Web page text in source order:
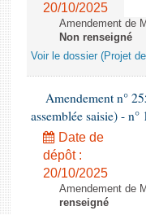
20/10/2025
Amendement de
Non renseigné
Voir le dossier (Projet
Amendement n°
assemblée saisie) - n°
Date de
dépôt :
20/10/2025
Amendement de
renseigné